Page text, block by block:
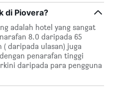
di Piovera?
adalah hotel yang sangat
8.0 daripada 65
( daripada ulasan) juga
penarafan tinggi
daripada para pengguna